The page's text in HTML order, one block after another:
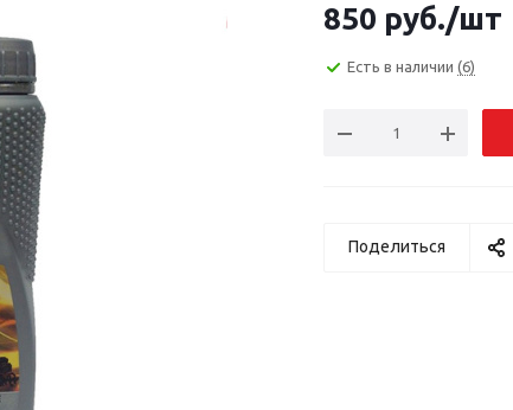
850 руб./шт
Есть в наличии (6)
Поделиться